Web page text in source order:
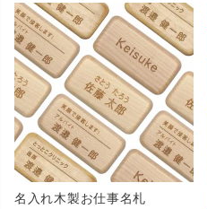
名入れ木製お仕事名札